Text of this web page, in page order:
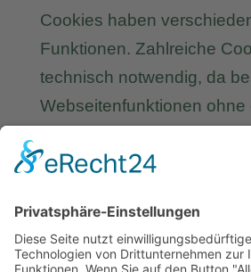
Cookies haben
Funktionen. Zahlreiche
technisch notwendig, da
Webseitenfunktionen ohne
Warenkorbfunktion oder die
das Nutzerverhalten
Werbung anzuzeigen.